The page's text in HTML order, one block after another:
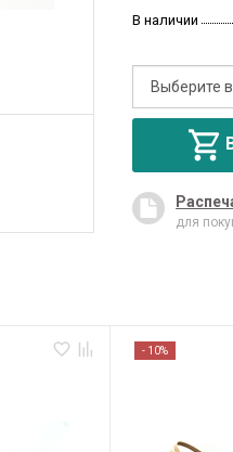
В наличии
для
- 10%